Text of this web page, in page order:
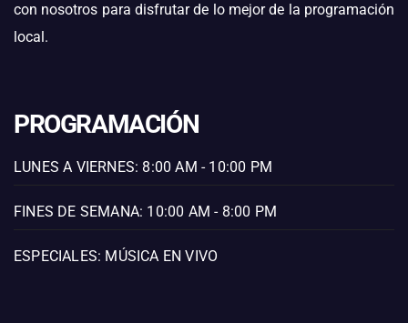
con nosotros para disfrutar de lo mejor de la programación
local.
PROGRAMACIÓN
LUNES A VIERNES: 8:00 AM - 10:00 PM
FINES DE SEMANA: 10:00 AM - 8:00 PM
ESPECIALES: MÚSICA EN VIVO